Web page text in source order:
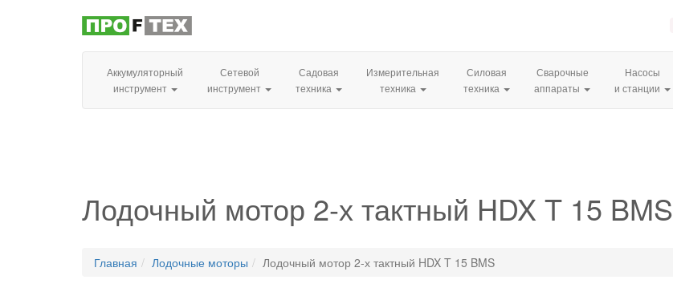
Аккумуляторный
инструмент
Сетевой
инструмент
Садовая
техника
Измерительная
техника
Силовая
техника
Сварочные
аппараты
Насосы
и станции
Лодочный мотор 2-х тактный HDX T 15 BMS
Главная Лодочные моторы Лодочный мотор 2-х тактный HDX T 15 BMS